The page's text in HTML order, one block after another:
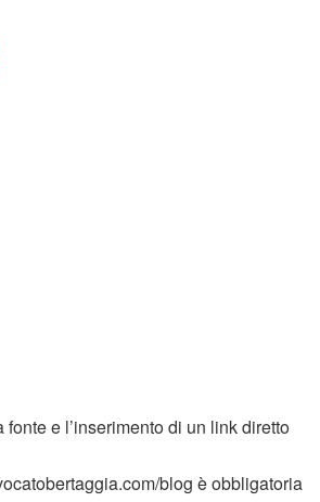
e l’inserimento di un link diretto
blog è obbligatoria